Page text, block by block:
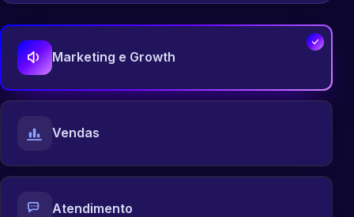
Marketing e Growth
Vendas
Atendimento